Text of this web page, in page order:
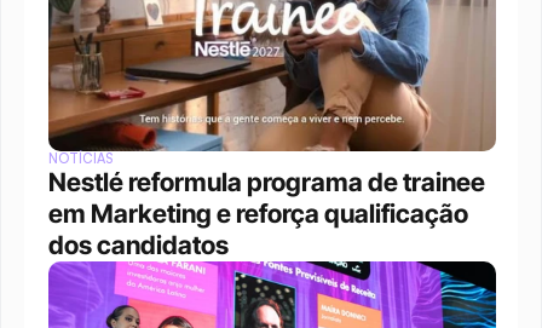
NOTÍCIAS
Nestlé reformula programa de trainee
em Marketing e reforça qualificação
dos candidatos